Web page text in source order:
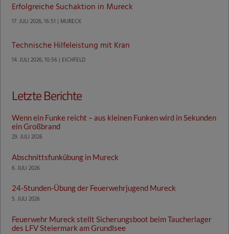
Erfolgreiche Suchaktion in Mureck
17. JULI 2026, 16:51 | MURECK
Technische Hilfeleistung mit Kran
14. JULI 2026, 10:56 | EICHFELD
Letzte Berichte
Wenn ein Funke reicht – aus kleinen Funken wird in Sekunden
ein Großbrand
29. JULI 2026
Abschnittsfunkübung in Mureck
6. JULI 2026
24-Stunden-Übung der Feuerwehrjugend Mureck
5. JULI 2026
Feuerwehr Mureck stellt Sicherungsboot beim Taucherlager
des LFV Steiermark am Grundlsee